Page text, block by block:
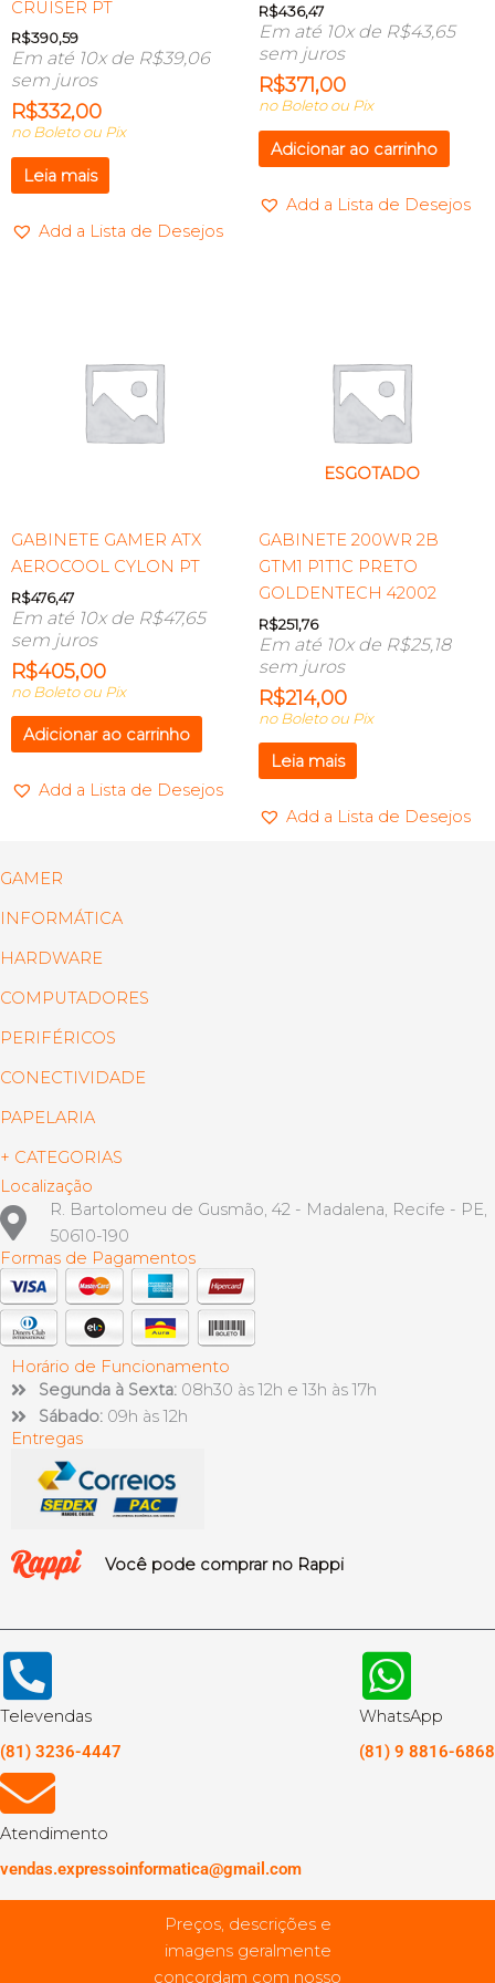
CRUISER PT
R$390,59
Em até 10x de R$39,06
sem juros
R$332,00
no Boleto ou Pix
Leia mais
Add a Lista de Desejos
R$436,47
Em até 10x de R$43,65
sem juros
R$371,00
no Boleto ou Pix
Adicionar ao carrinho
Add a Lista de Desejos
GABINETE GAMER ATX
AEROCOOL CYLON PT
R$476,47
Em até 10x de R$47,65
sem juros
R$405,00
no Boleto ou Pix
Adicionar ao carrinho
Add a Lista de Desejos
ESGOTADO
GABINETE 200WR 2B
GTM1 P1T1C PRETO
GOLDENTECH 42002
R$251,76
Em até 10x de R$25,18
sem juros
R$214,00
no Boleto ou Pix
Leia mais
Add a Lista de Desejos
GAMER
INFORMÁTICA
HARDWARE
COMPUTADORES
PERIFÉRICOS
CONECTIVIDADE
PAPELARIA
+ CATEGORIAS
Localização
R. Bartolomeu de Gusmão, 42 - Madalena, Recife - PE,
50610-190
Formas de Pagamentos
Horário de Funcionamento
Segunda à Sexta: 08h30 às 12h e 13h às 17h
Sábado: 09h às 12h
Entregas
Você pode comprar no Rappi
Televendas
(81) 3236-4447
WhatsApp
(81) 9 8816-6868
Atendimento
vendas.expressoinformatica@gmail.com
Preços, descrições e
imagens geralmente
concordam com nosso